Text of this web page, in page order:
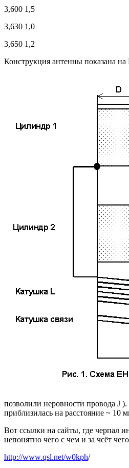
3,600 1,5
3,630 1,0
3,650 1,2
Конструкция антенны показана на
позволили неровности провода J ).
приблизилась на расстояние ~ 10
Вот ссылки на сайты, где черпал
непонятно чего с чем и за чсёт чего
http://www.qsl.net/w0kph/